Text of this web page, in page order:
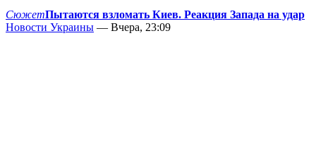
СюжетПытаются взломать Киев. Реакция Запада на удар
Новости Украины — Вчера, 23:09